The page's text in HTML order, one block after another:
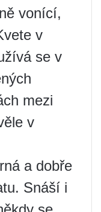
vonící,
v
se v
mezi
v
a dobře
Snáší i